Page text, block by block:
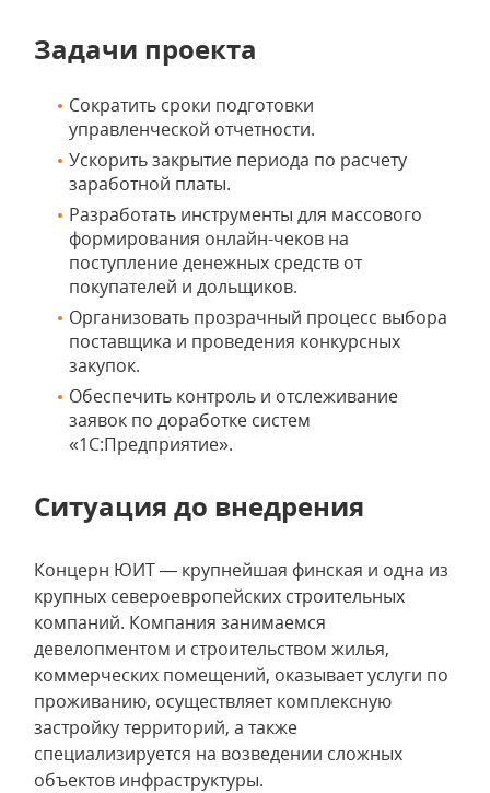
Задачи проекта
Сократить сроки подготовки
управленческой отчетности.
Ускорить закрытие периода по расчету
заработной платы.
Разработать инструменты для массового
формирования онлайн-чеков на
поступление денежных средств от
покупателей и дольщиков.
Организовать прозрачный процесс выбора
поставщика и проведения конкурсных
закупок.
Обеспечить контроль и отслеживание
заявок по доработке систем
«1С:Предприятие».
Ситуация до внедрения
Концерн ЮИТ — крупнейшая финская и одна из
крупных североевропейских строительных
компаний. Компания занимаемся
девелопментом и строительством жилья,
коммерческих помещений, оказывает услуги по
проживанию, осуществляет комплексную
застройку территорий, а также
специализируется на возведении сложных
объектов инфраструктуры.